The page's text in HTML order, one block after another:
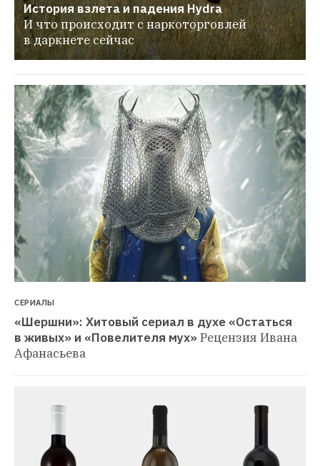
История взлета и падения Hydra
И что происходит с наркоторговлей
в даркнете сейчас
СЕРИАЛЫ
«Шершни»: Хитовый сериал в духе «Остаться
в живых» и «Повелителя мух» Рецензия Ивана
Афанасьева